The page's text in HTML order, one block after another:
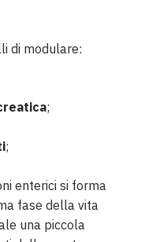
di modulare:
;
;
enterici si forma
fase della vita
una piccola